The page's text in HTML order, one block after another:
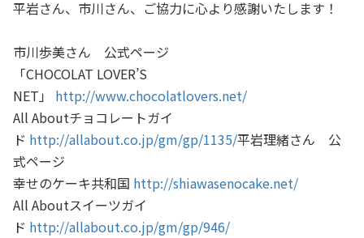
平岩さん、市川さん、ご協力に心より感謝いたします！
市川歩美さん 公式ページ
「CHOCOLAT LOVER’S
NET」 http://www.chocolatlovers.net/
All Aboutチョコレートガイ
ド http://allabout.co.jp/gm/gp/1135/平岩理緒さん 公
式ページ
幸せのケーキ共和国 http://shiawasenocake.net/
All Aboutスイーツガイ
ド http://allabout.co.jp/gm/gp/946/